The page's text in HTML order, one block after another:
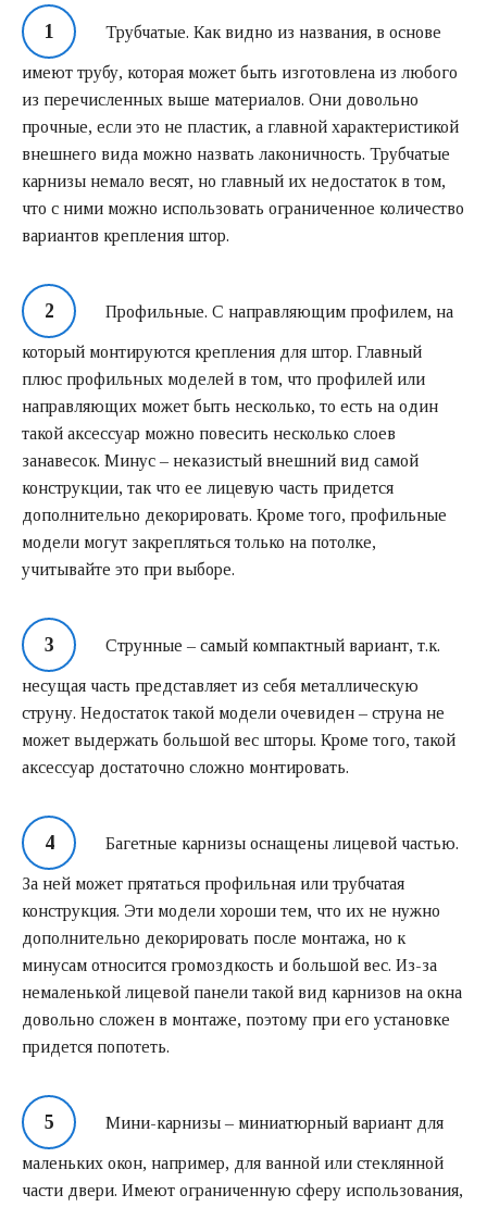
Трубчатые. Как видно из названия, в основе
имеют трубу, которая может быть изготовлена из любого
из перечисленных выше материалов. Они довольно
прочные, если это не пластик, а главной характеристикой
внешнего вида можно назвать лаконичность. Трубчатые
карнизы немало весят, но главный их недостаток в том,
что с ними можно использовать ограниченное количество
вариантов крепления штор.
Профильные. С направляющим профилем, на
который монтируются крепления для штор. Главный
плюс профильных моделей в том, что профилей или
направляющих может быть несколько, то есть на один
такой аксессуар можно повесить несколько слоев
занавесок. Минус – неказистый внешний вид самой
конструкции, так что ее лицевую часть придется
дополнительно декорировать. Кроме того, профильные
модели могут закрепляться только на потолке,
учитывайте это при выборе.
Струнные – самый компактный вариант, т.к.
несущая часть представляет из себя металлическую
струну. Недостаток такой модели очевиден – струна не
может выдержать большой вес шторы. Кроме того, такой
аксессуар достаточно сложно монтировать.
Багетные карнизы оснащены лицевой частью.
За ней может прятаться профильная или трубчатая
конструкция. Эти модели хороши тем, что их не нужно
дополнительно декорировать после монтажа, но к
минусам относится громоздкость и большой вес. Из-за
немаленькой лицевой панели такой вид карнизов на окна
довольно сложен в монтаже, поэтому при его установке
придется попотеть.
Мини-карнизы – миниатюрный вариант для
маленьких окон, например, для ванной или стеклянной
части двери. Имеют ограниченную сферу использования,